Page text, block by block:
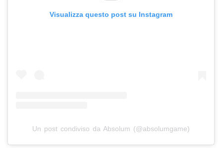
Visualizza questo post su Instagram
Un post condiviso da Absolum (@absolumgame)